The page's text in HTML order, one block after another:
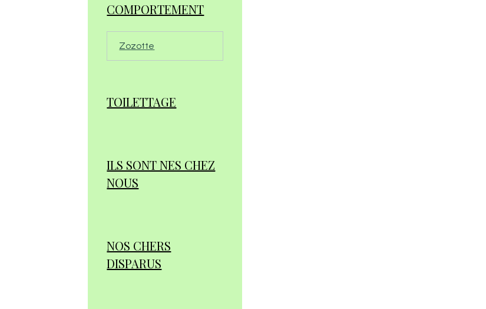
COMPORTEMENT
Zozotte
TOILETTAGE
ILS SONT NES CHEZ
NOUS
NOS CHERS
DISPARUS